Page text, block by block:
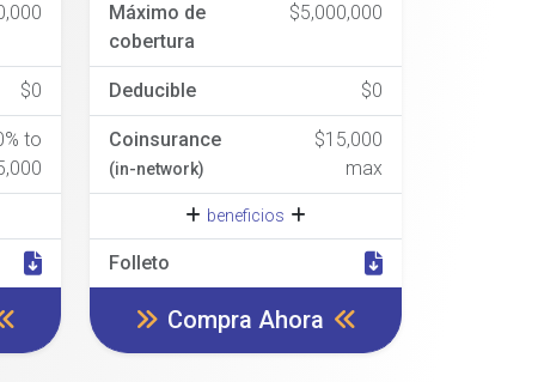
$0
to
Máximo de
cobertura
$5,000,000
Deducible $0
Coinsurance
(in-network)
$15,000
max
beneficios
Folleto
Compra Ahora